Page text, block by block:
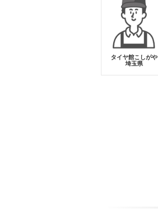
タイヤ館こしがや
埼玉県